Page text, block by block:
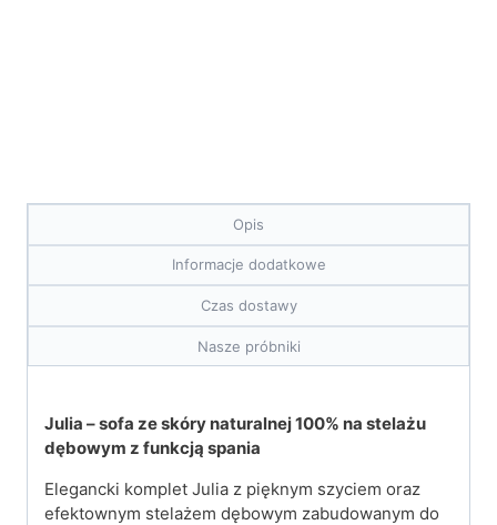
Opis
Informacje dodatkowe
Czas dostawy
Nasze próbniki
Julia – sofa ze skóry naturalnej 100% na stelażu
dębowym z funkcją spania
Elegancki komplet Julia z pięknym szyciem oraz
efektownym stelażem dębowym zabudowanym do